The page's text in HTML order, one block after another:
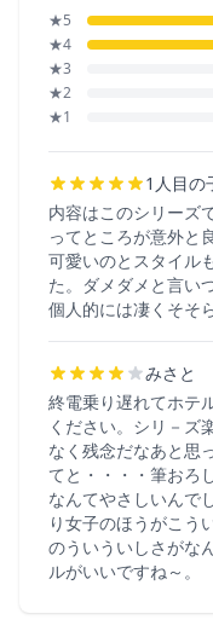
★5
★4
★3
★2
★1
1人目の
内容はこのシリーズ
ってところが意外と
可愛いのとスタイル
た。ダメダメと言い
個人的には凄くそそ
みさと
終電乗り遅れてホテ
ください。シリ－ズ
なく残念だなあと思
てと・・・・筆おろ
なんてやさしいんで
り女子のほうがこう
のういういしさがな
ルがいいですね～。